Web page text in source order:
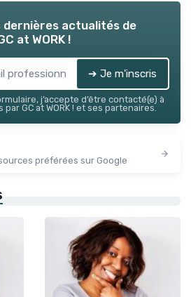
dernières actualités de
at WORK !
➔ Je m'inscris
j’accepte d’être contacté(e) à
GC at WORK ! et ses partenaires.
préférées sur Google